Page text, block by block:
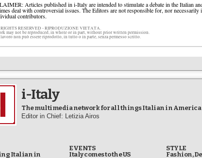
Articles published in i-Italy are intended to stimulate a debate in the Italian
deal with controversial issues. The Editors are not responsible for, nor necessarily
contributors.
RESERVED - RIPRODUZIONE VIETATA.
may not be reproduced, in whole or in part, without prior written permission.
non può essere riprodotto, in tutto o in parte, senza permesso scritto.
i-Italy
The multimedia network for all things Italian in America
Editor in Chief: Letizia Airos
Italian in
EVENTS
Italy comes to the US
STYLE
Fashion,